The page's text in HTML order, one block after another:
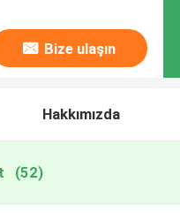
Bize ulaşın
Hakkımızda
(52)